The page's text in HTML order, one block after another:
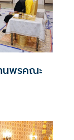
นพรคณะ